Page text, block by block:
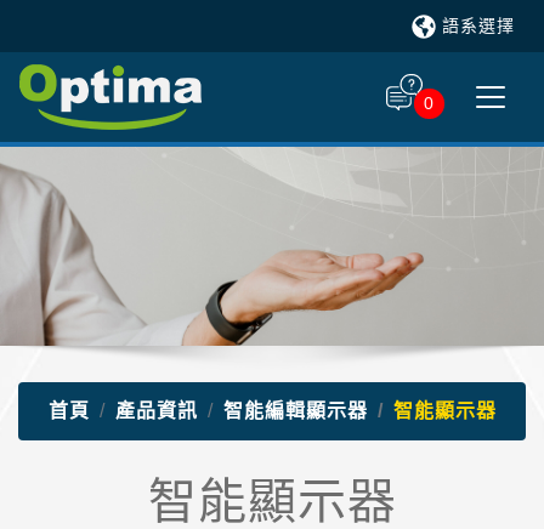
語系選擇
0
首頁 產品資訊 智能編輯顯示器 智能顯示器
智能顯示器